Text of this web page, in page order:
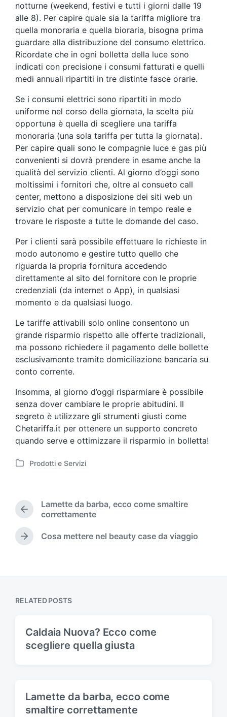
notturne (weekend, festivi e tutti i giorni dalle 19
alle 8). Per capire quale sia la tariffa migliore tra
quella monoraria e quella bioraria, bisogna prima
guardare alla distribuzione del consumo elettrico.
Ricordate che in ogni bolletta della luce sono
indicati con precisione i consumi fatturati e quelli
medi annuali ripartiti in tre distinte fasce orarie.
Se i consumi elettrici sono ripartiti in modo
uniforme nel corso della giornata, la scelta più
opportuna è quella di scegliere una tariffa
monoraria (una sola tariffa per tutta la giornata).
Per capire quali sono le compagnie luce e gas più
convenienti si dovrà prendere in esame anche la
qualità del servizio clienti. Al giorno d’oggi sono
moltissimi i fornitori che, oltre al consueto call
center, mettono a disposizione dei siti web un
servizio chat per comunicare in tempo reale e
trovare le risposte a tutte le domande del caso.
Per i clienti sarà possibile effettuare le richieste in
modo autonomo e gestire tutto quello che
riguarda la propria fornitura accedendo
direttamente al sito del fornitore con le proprie
credenziali (da internet o App), in qualsiasi
momento e da qualsiasi luogo.
Le tariffe attivabili solo online consentono un
grande risparmio rispetto alle offerte tradizionali,
ma possono richiedere il pagamento delle bollette
esclusivamente tramite domiciliazione bancaria su
conto corrente.
Insomma, al giorno d’oggi risparmiare è possibile
senza dover cambiare le proprie abitudini. Il
segreto è utilizzare gli strumenti giusti come
Chetariffa.it per ottenere un supporto concreto
quando serve e ottimizzare il risparmio in bolletta!
P
e
i
n
Prodotti e Servizi
P
e
v
o
:
Lamette da barba, ecco come smaltire
correttamente
N
s
Cosa mettere nel beauty case da viaggio
RELATED POSTS
Caldaia Nuova? Ecco come
scegliere quella giusta
Lamette da barba, ecco come
smaltire correttamente